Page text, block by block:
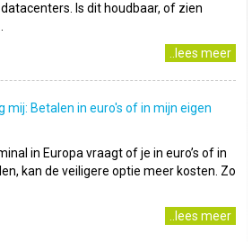
Is dit houdbaar, of zien
..lees meer
mij: Betalen in euro's of in mijn eigen
in Europa vraagt of je in euro’s of in
kan de veiligere optie meer kosten. Zo
..lees meer